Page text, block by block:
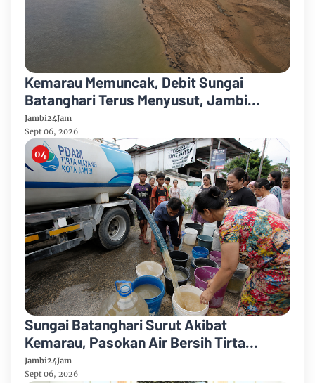
Kemarau Memuncak, Debit Sungai
Batanghari Terus Menyusut, Jambi
Hadapi Ancaman Krisis Air Bersih dan
Karhutla
Jambi24Jam
Sept 06, 2026
Sungai Batanghari Surut Akibat
Kemarau, Pasokan Air Bersih Tirta
Mayang Jambi Keruh
Jambi24Jam
Sept 06, 2026